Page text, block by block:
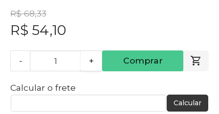
R$ 68,33
R$ 54,10
- + Comprar
Calcular o frete
Calcular